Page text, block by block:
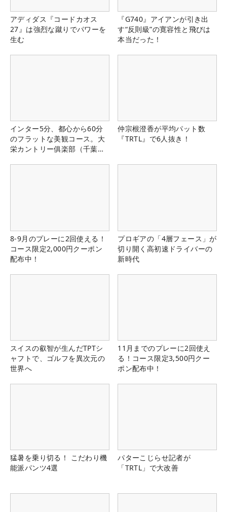
アディダス『コードカオス
27』は強烈な蹴りでパワーを
生む
『G740』アイアンが引き出
す“反則級”の寛容性と飛びは
本当だった！
インター5分、都心から60分
のフラットな美観コース。大
栄カントリー俱楽部（千葉
仲宗根澄香が平均パット数
『TRTL』で6人抜き！
8-9月のプレーに2回使える！
コース限定2,000円クーポン
配布中！
プロギアの「4層フェース」が
切り開く高初速ドライバーの
新時代
スイスの叡智が生んだTPTシ
ャフトで、ゴルフを異次元の
世界へ
11月までのプレーに2回使え
る！コース限定3,500円クー
ポン配布中！
猛暑を乗り切る！ こだわり機
能派パンツ4選
パターこじらせ記者が
「TRTL」で大改善